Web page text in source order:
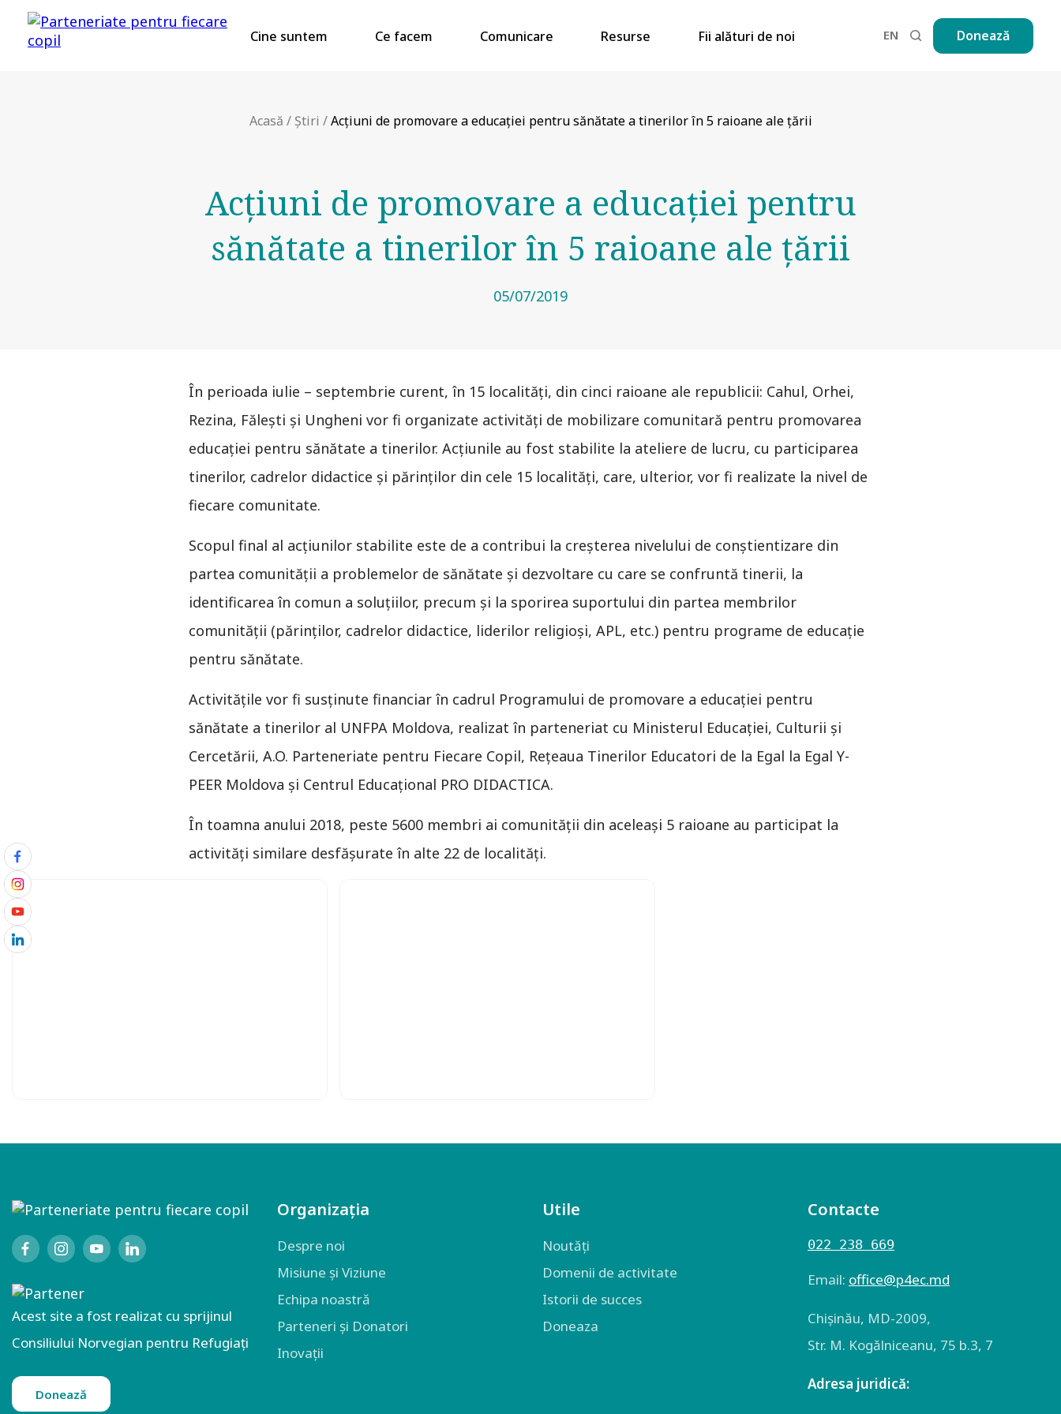
Cine suntem Ce facem Comunicare Resurse Fii alături de noi EN Donează
Acasă / Știri /Acțiuni de promovare a educației pentru sănătate a tinerilor în 5 raioane ale țării
Acțiuni de promovare a educației pentru
sănătate a tinerilor în 5 raioane ale țării
05/07/2019
În perioada iulie – septembrie curent, în 15 localități, din cinci raioane ale republicii: Cahul, Orhei,
Rezina, Făleşti şi Ungheni vor fi organizate activități de mobilizare comunitară pentru promovarea
educației pentru sănătate a tinerilor. Acțiunile au fost stabilite la ateliere de lucru, cu participarea
tinerilor, cadrelor didactice și părinților din cele 15 localități, care, ulterior, vor fi realizate la nivel de
fiecare comunitate.
Scopul final al acțiunilor stabilite este de a contribui la creșterea nivelului de conștientizare din
partea comunității a problemelor de sănătate și dezvoltare cu care se confruntă tinerii, la
identificarea în comun a soluțiilor, precum și la sporirea suportului din partea membrilor
comunității (părinților, cadrelor didactice, liderilor religioși, APL, etc.) pentru programe de educație
pentru sănătate.
Activitățile vor fi susținute financiar în cadrul Programului de promovare a educației pentru
sănătate a tinerilor al UNFPA Moldova, realizat în parteneriat cu Ministerul Educației, Culturii şi
Cercetării, A.O. Parteneriate pentru Fiecare Copil, Rețeaua Tinerilor Educatori de la Egal la Egal Y-
PEER Moldova și Centrul Educațional PRO DIDACTICA.
În toamna anului 2018, peste 5600 membri ai comunității din aceleași 5 raioane au participat la
activități similare desfășurate în alte 22 de localități.
Acest site a fost realizat cu sprijinul
Consiliului Norvegian pentru Refugiați
Donează
Organizația
Despre noi
Misiune și Viziune
Echipa noastră
Parteneri și Donatori
Inovații
Utile
Noutăți
Domenii de activitate
Istorii de succes
Doneaza
Contacte
022 238 669
Email: оffice@p4ec.md
Chişinău, MD-2009,
Str. M. Kogălniceanu, 75 b.3, 7
Adresa juridică: